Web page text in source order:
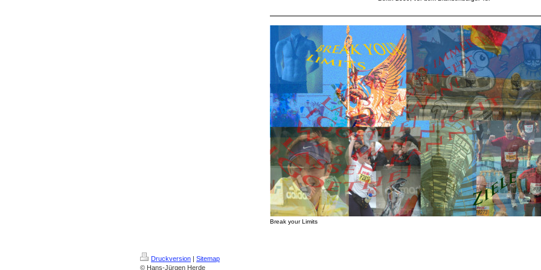
Break your Limits
Druckversion
Sitemap
© Hans-Jürgen Herde